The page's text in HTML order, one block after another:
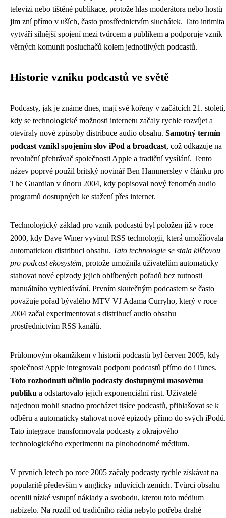
televizi nebo tištěné publikace, protože hlas moderátora nebo hostů
jim zní přímo v uších, často prostřednictvím sluchátek. Tato intimita
vytváří silnější spojení mezi tvůrcem a publikem a podporuje vznik
věrných komunit posluchačů kolem jednotlivých podcastů.
Historie vzniku podcastů ve světě
Podcasty, jak je známe dnes, mají své kořeny v začátcích 21. století,
kdy se technologické možnosti internetu začaly rychle rozvíjet a
otevíraly nové způsoby distribuce audio obsahu. Samotný termín
podcast vznikl spojením slov iPod a broadcast, což odkazuje na
revoluční přehrávač společnosti Apple a tradiční vysílání. Tento
název poprvé použil britský novinář Ben Hammersley v článku pro
The Guardian v únoru 2004, kdy popisoval nový fenomén audio
programů dostupných ke stažení přes internet.
Technologický základ pro vznik podcastů byl položen již v roce
2000, kdy Dave Winer vyvinul RSS technologii, která umožňovala
automatickou distribuci obsahu. Tato technologie se stala klíčovou
pro podcast ekosystém, protože umožnila uživatelům automaticky
stahovat nové epizody jejich oblíbených pořadů bez nutnosti
manuálního vyhledávání. Prvním skutečným podcastem se často
považuje pořad bývalého MTV VJ Adama Curryho, který v roce
2004 začal experimentovat s distribucí audio obsahu
prostřednictvím RSS kanálů.
Průlomovým okamžikem v historii podcastů byl červen 2005, kdy
společnost Apple integrovala podporu podcastů přímo do iTunes.
Toto rozhodnutí učinilo podcasty dostupnými masovému
publiku a odstartovalo jejich exponenciální růst. Uživatelé
najednou mohli snadno procházet tisíce podcastů, přihlašovat se k
odběru a automaticky stahovat nové epizody přímo do svých iPodů.
Tato integrace transformovala podcasty z okrajového
technologického experimentu na plnohodnotné médium.
V prvních letech po roce 2005 začaly podcasty rychle získávat na
popularitě především v anglicky mluvících zemích. Tvůrci obsahu
ocenili nízké vstupní náklady a svobodu, kterou toto médium
nabízelo. Na rozdíl od tradičního rádia nebylo potřeba drahé